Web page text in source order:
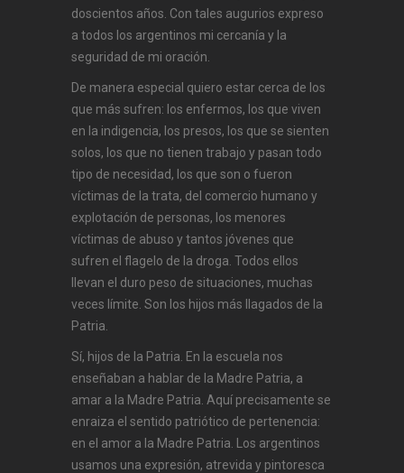
doscientos años. Con tales augurios expreso
a todos los argentinos mi cercanía y la
seguridad de mi oración.
De manera especial quiero estar cerca de los
que más sufren: los enfermos, los que viven
en la indigencia, los presos, los que se sienten
solos, los que no tienen trabajo y pasan todo
tipo de necesidad, los que son o fueron
víctimas de la trata, del comercio humano y
explotación de personas, los menores
víctimas de abuso y tantos jóvenes que
sufren el flagelo de la droga. Todos ellos
llevan el duro peso de situaciones, muchas
veces límite. Son los hijos más llagados de la
Patria.
Sí, hijos de la Patria. En la escuela nos
enseñaban a hablar de la Madre Patria, a
amar a la Madre Patria. Aquí precisamente se
enraiza el sentido patriótico de pertenencia:
en el amor a la Madre Patria. Los argentinos
usamos una expresión, atrevida y pintoresca